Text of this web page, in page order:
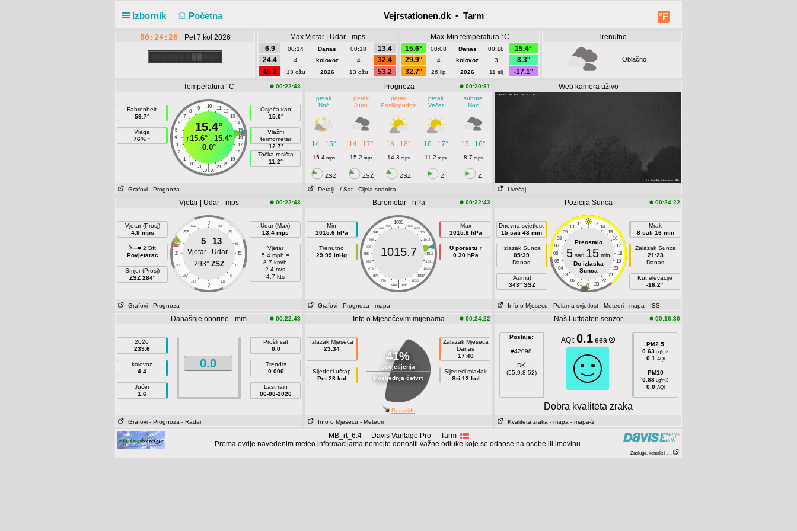
Izbornik Početna °F
Vejrstationen.dk • Tarm
00:24:26 Pet 7 kol 2026
Max Vjetar | Udar - mps
6.9
00:14 Danas 00:18
13.4
24.4
4 kolovoz 4
32.4
45.2
13 ožu 2026 13 ožu 53.2
Max-Min temperatura °C
15.6°
00:08 Danas 00:18
15.4°
29.9°
4 kolovoz 3
8.3°
32.7°
26 lip 2026 11 sij -17.1°
Trenutno
Oblačno
Temperatura °C 00:22:43
Fahrenheit
59.7°
Vlaga
76% ↑
10
9 11
8
12
7
13
6
14
5
15
4
16
3
17
2
18
1
19
0
20
-1 21
|
-2 22
15.4°
↑15.6° ↓15.4°
0.0°
Osjeća kao
15.0°
Vlažni
termometar
12.7°
Točka rosišta
11.2°
Grafovi - Prognoza
Prognoza
00:20:31
petak
Noć
petak
Jutro
petak
Poslijepodne
petak
Večer
subota
Noć
14 - 15° 14- 17° 18 - 18° 16 - 17° 15- 16°
15.4 mps 15.2 mps 14.3 mps 11.2 mps 8.7 mps
ZSZ ZSZ ZSZ Z Z
Detalji - / Sat - Cijela stranica
Web kamera uživo
Uvećaj
Vjetar | Udar - mps 00:22:43
Vjetar (Prosj)
4.9 mps
2 Bft
Povjetarac
Smjer (Prosj)
ZSZ 284°
J
SSZ SSI
SZ SI
ZSZ ISI
Z E
ZJZ IJI
JZ JI
JJZ JJI
J
5 13
Vjetar
Udar
293° ZSZ
Udar (Max)
13.4 mps
Vjetar
5.4 mph =
8.7 km/h
2.4 m/s
4.7 kts
Grafovi - Prognoza
Barometar - hPa 00:22:43
Min
1015.6 hPa
Trenutno
29.99 inHg
1000
997 1003
994
1006
991
1009
988
1012
985
1015
982
1018
979
1021
976
1024
973
1027
970
1030
|
964 1036
1015.7
Max
1015.8 hPa
U porastu ↑
0.30 hPa
Grafovi - Prognoza - mapa
Pozicija Sunca 00:24:22
Dnevna svjetlost
15 sati 43 min
Izlazak Sunca
05:39
Danas
Azimut
343° SSZ
11 13
10
14
09
15
08
16
07
17
06
18
05
19
04
20
03
21
02
22
01 23
Preostalo
5 sati 15 min
Do izlaska
Sunca
Mrak
8 sati 16 min
Zalazak Sunca
21:23
Danas
Kut elevacije
-16.2°
Info o Mjesecu - Polarna svjetlost - Meteori - mapa - ISS
Današnje oborine - mm 00:22:43
2026
239.6
kolovoz
4.4
Jučer
1.6
0.0
Prošli sat
0.0
Trend/s
0.000
Last rain
06-08-2026
Grafovi - Prognoza - Radar
Info o Mjesečevim mijenama 00:24:22
Izlazak Mjeseca
23:34
Sljedeći uštap
Pet 28 kol
41%
osvjetljenja
Posljednja četvrt
Zalazak Mjeseca
Danas
17:40
Sljedeći mlađak
Sri 12 kol
Perseids
Info o Mjesecu - Meteori
Naš Luftdaten senzor 00:16:30
Postaja:
#42098
DK
(55.9,8.52)
AQI: 0.1 eea
PM2.5
0.63 ug/m3
0.1 AQI
PM10
0.63 ug/m3
0.0 AQI
Dobra kvaliteta zraka
Kvaliteta zraka - mapa - mapa-2
MB_rt_6.4 - Davis Vantage Pro - Tarm
Prema ovdje navedenim meteo informacijama nemojte donositi važne odluke koje se odnose na osobe ili imovinu.
Zasluge, kontakt i . . .